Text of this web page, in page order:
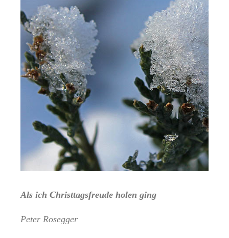
Als ich Christtagsfreude holen ging
Peter Rosegger